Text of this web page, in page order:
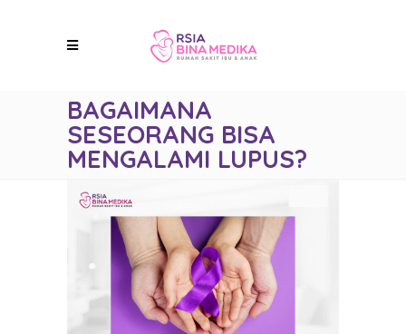
BAGAIMANA
SESEORANG BISA
MENGALAMI LUPUS?